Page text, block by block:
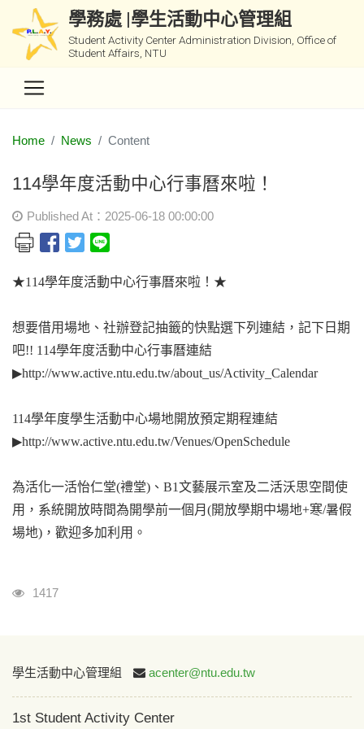
學務處 |學生活動中心管理組
Student Activity Center Administration Division, Office of
Student Affairs, NTU
Home News Content
114學年度活動中心行事曆來啦！
Published At：2025-06-18 00:00:00
★114學年度活動中心行事曆來啦！★
想要借用場地、社辦登記抽籤的快點選下列連結，記下日期
吧!! 114學年度活動中心行事曆連結
▶http://www.active.ntu.edu.tw/about_us/Activity_Calendar
114學年度學生活動中心場地開放預定期程連結
▶http://www.active.ntu.edu.tw/Venues/OpenSchedule
為活化一活怡仁堂(禮堂)、B1文藝展示室及二活沃思空間使
用，系統開放時間為開學前一個月(開放學期中場地+寒/暑假
場地)，歡迎多加利用。
Visits
1417
:::
學生活動中心管理組 acenter@ntu.edu.tw
1st Student Activity Center